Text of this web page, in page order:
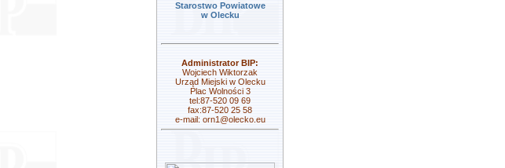
Starostwo Powiatowe
w Olecku
Administrator BIP:
Wojciech Wiktorzak
Urząd Miejski w Olecku
Plac Wolności 3
tel:87-520 09 69
fax:87-520 25 58
e-mail: orn1@olecko.eu